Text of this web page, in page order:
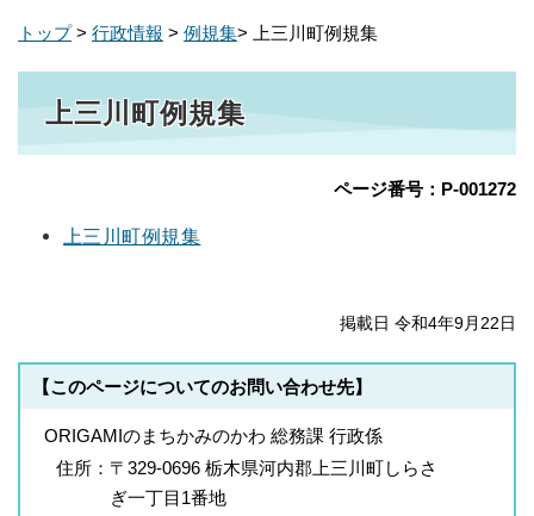
トップ> 行政情報 > 例規集> 上三川町例規集
上三川町例規集
ページ番号：P-001272
上三川町例規集
掲載日 令和4年9月22日
【このページについてのお問い合わせ先】
ORIGAMIのまちかみのかわ 総務課 行政係
住所： 〒329-0696 栃木県河内郡上三川町しらさ
ぎ一丁目1番地